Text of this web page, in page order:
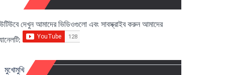
দেখুন আমাদের ভিডিওগুলো এবং সাবস্ক্রাইব করুন আমাদের
মুখোমুখি